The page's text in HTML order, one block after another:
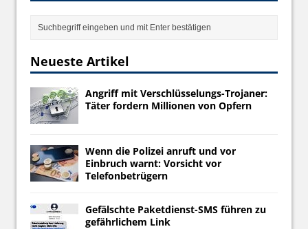
Neueste Artikel
Angriff mit Verschlüsselungs-Trojaner:
Täter fordern Millionen von Opfern
Wenn die Polizei anruft und vor
Einbruch warnt: Vorsicht vor
Telefonbetrügern
Gefälschte Paketdienst-SMS führen zu
gefährlichem Link